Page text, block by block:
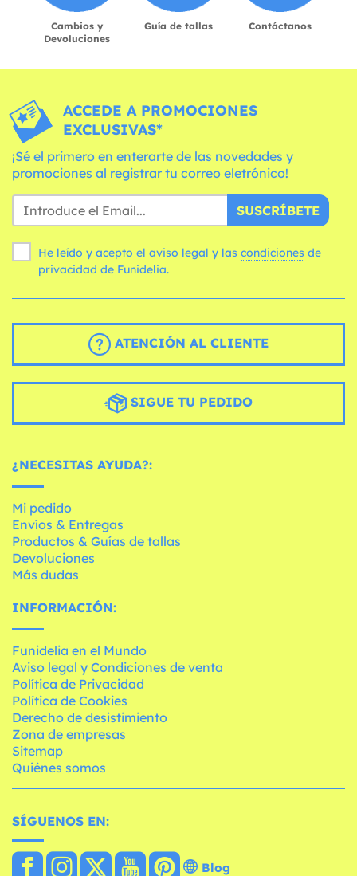
Cambios y
Devoluciones
Guía de tallas Contáctanos
ACCEDE A PROMOCIONES
EXCLUSIVAS*
¡Sé el primero en enterarte de las novedades y
promociones al registrar tu correo eletrónico!
SUSCRÍBETE
He leído y acepto el aviso legal y las condiciones
privacidad de Funidelia.
ATENCIÓN AL CLIENTE
SIGUE TU PEDIDO
¿NECESITAS AYUDA?:
Mi pedido
Envíos & Entregas
Productos & Guías de tallas
Devoluciones
Más dudas
INFORMACIÓN:
Funidelia en el Mundo
Aviso legal y Condiciones de venta
Política de Privacidad
Política de Cookies
Derecho de desistimiento
Zona de empresas
Sitemap
Quiénes somos
SÍGUENOS EN:
Blog